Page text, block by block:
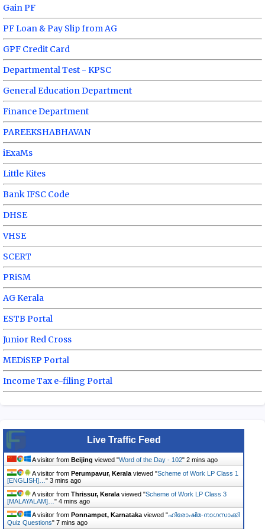
Gain PF
PF Loan & Pay Slip from AG
GPF Credit Card
Departmental Test - KPSC
General Education Department
Finance Department
PAREEKSHABHAVAN
iExaMs
Little Kites
Bank IFSC Code
DHSE
VHSE
SCERT
PRiSM
AG Kerala
ESTB Portal
Junior Red Cross
MEDiSEP Portal
Income Tax e-filing Portal
Live Traffic Feed
A visitor from Beijing viewed "Word of the Day - 102" 2 mins ago
A visitor from Perumpavur, Kerala viewed "Scheme of Work LP Class 1
[ENGLISH]… " 3 mins ago
A visitor from Thrissur, Kerala viewed "Scheme of Work LP Class 3
[MALAYALAM]… " 5 mins ago
A visitor from Ponnampet, Karnataka viewed "ഹിരോഷിമ-നാഗസാക്കി
Quiz Questions" 7 mins ago